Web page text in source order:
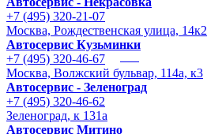
+7 (495) 320-21-07
Москва, Рождественская улица, 14к2
Автосервис Кузьминки
+7 (495) 320-46-67
Москва, Волжский бульвар, 114а, к3
Автосервис - Зеленоград
+7 (495) 320-46-62
Зеленоград, к 131а
Автосервис Митино